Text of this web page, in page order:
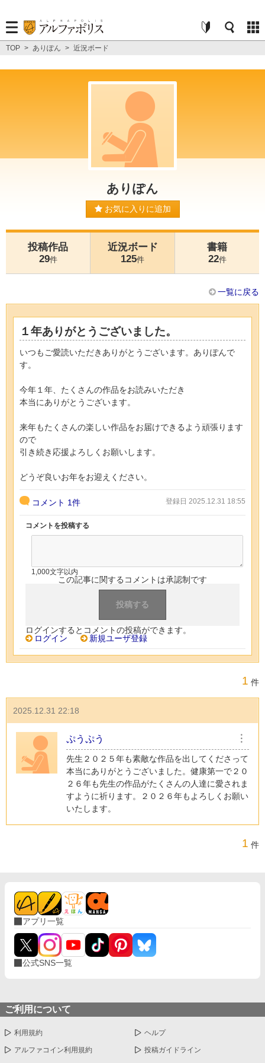
TOP > ありぽん > 近況ボード
ありぽん
お気に入りに追加
投稿作品
29件
近況ボード
125件
書籍
22件
一覧に戻る
１年ありがとうございました。
いつもご愛読いただきありがとうございます。ありぽんで
す。
今年１年、たくさんの作品をお読みいただき
本当にありがとうございます。
来年もたくさんの楽しい作品をお届けできるよう頑張ります
ので
引き続き応援よろしくお願いします。
どうぞ良いお年をお迎えください。
コメント 1件 登録日 2025.12.31 18:55
コメントを投稿する
1,000文字以内
この記事に関するコメントは承認制です
ログインするとコメントの投稿ができます。
ログイン
新規ユーザ登録
1 件
2025.12.31 22:18
ぷうぷう ︙
先生２０２５年も素敵な作品を出してくださって
本当にありがとうございました。健康第一で２０
２６年も先生の作品がたくさんの人達に愛されま
すように祈ります。２０２６年もよろしくお願い
いたします。
1 件
アプリ一覧
公式SNS一覧
ご利用について
利用規約 ヘルプ
アルファコイン利用規約 投稿ガイドライン